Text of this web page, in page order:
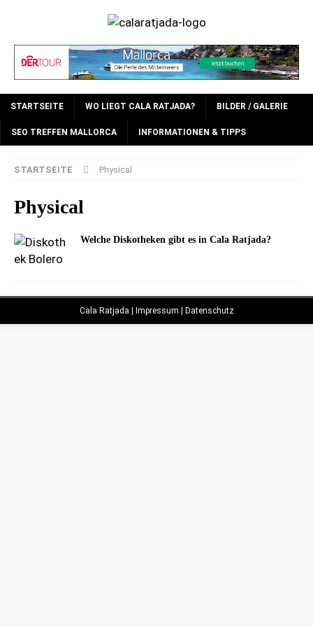
STARTSEITE WO LIEGT CALA RATJADA? BILDER / GALERIE
SEO TREFFEN MALLORCA INFORMATIONEN & TIPPS
STARTSEITE Physical
Physical
Welche Diskotheken gibt es in Cala Ratjada?
Cala Ratjada Impressum | Datenschutz